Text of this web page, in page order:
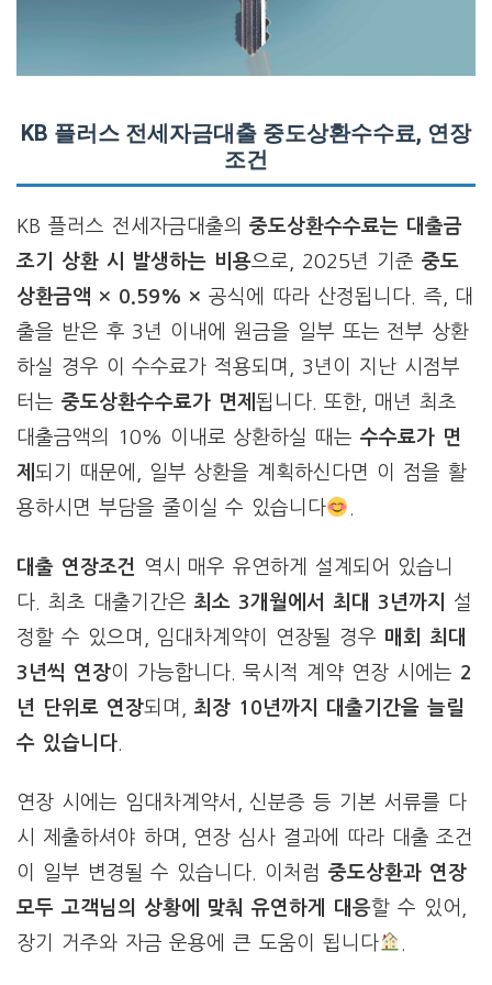
KB 플러스 전세자금대출 중도상환수수료, 연장
조건
KB 플러스 전세자금대출의중도상환수수료는 대출금
조기 상환 시 발생하는 비용으로, 2025년 기준 중도
상환금액 × 0.59% ×공식에 따라 산정됩니다. 즉, 대
출을 받은 후 3년 이내에 원금을 일부 또는 전부 상환
하실 경우 이 수수료가 적용되며, 3년이 지난 시점부
터는 중도상환수수료가 면제 됩니다. 또한, 매년 최초
대출금액의 10% 이내로 상환하실 때는 수수료가 면
제 되기 때문에, 일부 상환을 계획하신다면 이 점을 활
용하시면 부담을 줄이실 수 있습니다
대출 연장조건
역시 매우 유연하게 설계되어 있습니
다. 최초 대출기간은최소 3개월에서 최대 3년까지
설
정할 수 있으며, 임대차계약이 연장될 경우 매회 최대
3년씩 연장이 가능합니다. 묵시적 계약 연장 시에는 2
년 단위로 연장되며,최장 10년까지 대출기간을 늘릴
수 있습니다.
연장 시에는 임대차계약서, 신분증 등 기본 서류를 다
시 제출하셔야 하며, 연장 심사 결과에 따라 대출 조건
이 일부 변경될 수 있습니다. 이처럼 중도상환과 연장
모두 고객님의 상황에 맞춰 유연하게 대응할 수 있어,
장기 거주와 자금 운용에 큰 도움이 됩니다